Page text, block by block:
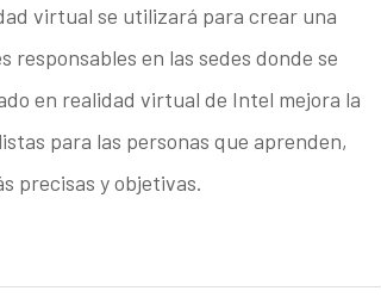
virtual se utilizará para crear una
en las sedes donde se
en realidad virtual de Intel mejora la
para las personas que aprenden,
precisas y objetivas.